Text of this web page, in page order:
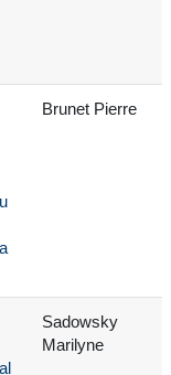
Brunet Pierre
Sadowsky
Marilyne